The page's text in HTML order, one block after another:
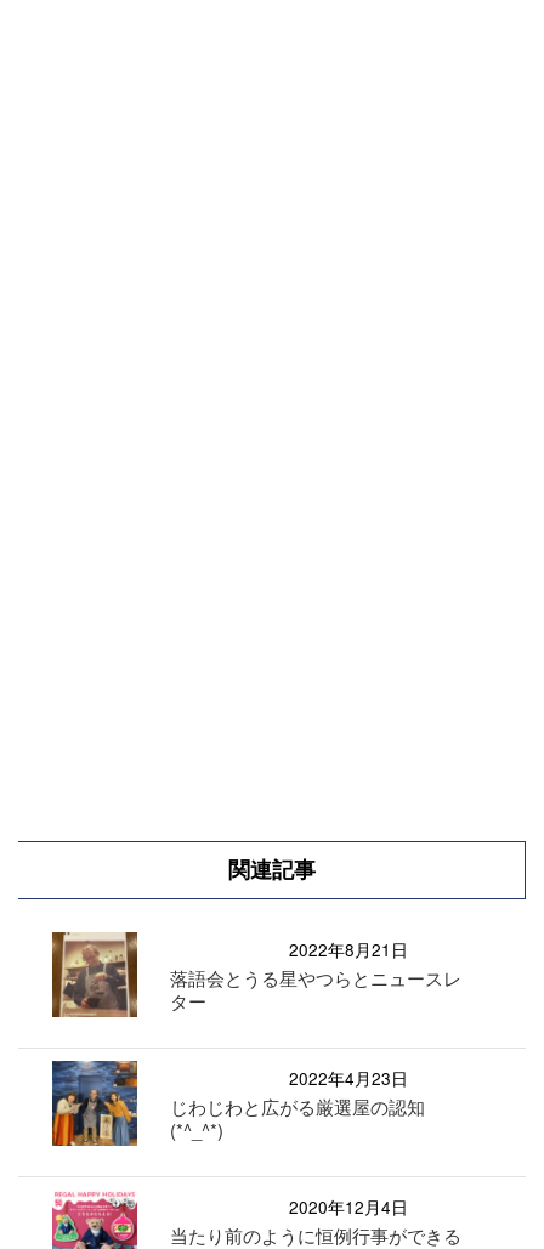
関連記事
2022年8月21日
落語会とうる星やつらとニュースレ
ター
2022年4月23日
じわじわと広がる厳選屋の認知
(*^_^*)
2020年12月4日
当たり前のように恒例行事ができる